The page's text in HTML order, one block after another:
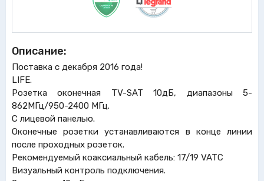
Описание:
Поставка с декабря 2016 года!
LIFE.
Розетка оконечная TV-SAT 10дБ, диапазоны 5-
862МГц/950-2400 МГц.
С лицевой панелью.
Оконечные розетки устанавливаются в конце линии
после проходных розеток.
Рекомендуемый коаксиальный кабель: 17/19 VATC
Визуальный контроль подключения.